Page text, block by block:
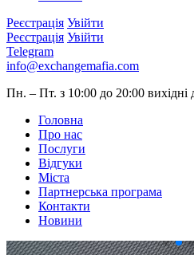
Реєстрація Увійти
Реєстрація Увійти
Telegram
info@exchangemafia.com
Пн. – Пт. з 10:00 до 20:00 вихідні
Головна
Про нас
Послуги
Відгуки
Міста
Партнерська програма
Контакти
Новини
. .